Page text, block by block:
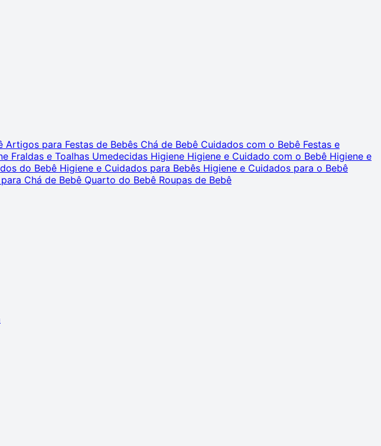
Artigos para Festas de Bebês Chá de Bebê Cuidados com o Bebê Festas e
Fraldas e Toalhas Umedecidas Higiene Higiene e Cuidado com o Bebê Higiene e
do Bebê Higiene e Cuidados para Bebês Higiene e Cuidados para o Bebê
Chá de Bebê Quarto do Bebê Roupas de Bebê